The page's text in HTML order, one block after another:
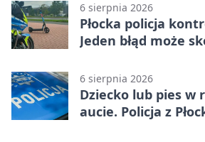
6 sierpnia 2026
Płocka policja
Jeden błąd może
6 sierpnia 2026
Dziecko lub pies w
aucie. Policja z